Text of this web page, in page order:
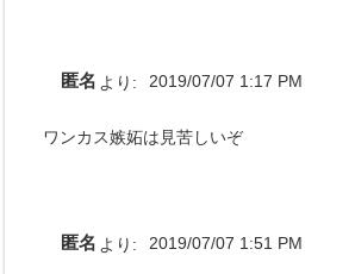
匿名 より: 2019/07/07 1:17 PM
ワンカス嫉妬は見苦しいぞ
匿名 より: 2019/07/07 1:51 PM